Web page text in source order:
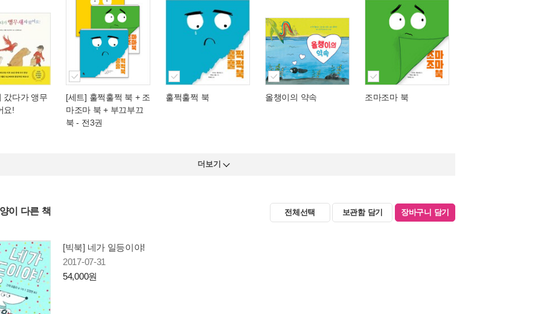
갔다가 앵무
요!
[세트] 훌쩍훌쩍 북 + 조
마조마 북 + 부끄부끄
북 - 전3권
훌쩍훌쩍 북 올챙이의 약속 조마조마 북
더보기
이 다른 책 전체선택 보관함 담기 장바구니 담기
[빅북] 네가 일등이야!
2017-07-31
54,000원